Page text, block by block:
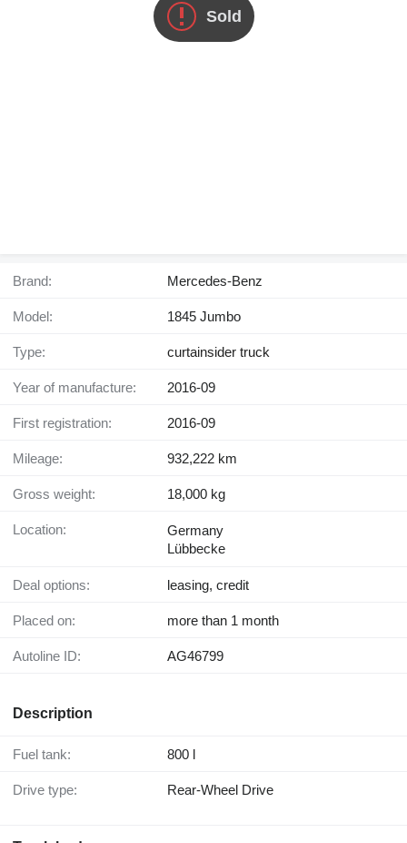
Sold
Brand: Mercedes-Benz
Model: 1845 Jumbo
Type: curtainsider truck
Year of manufacture: 2016-09
First registration: 2016-09
Mileage: 932,222 km
Gross weight: 18,000 kg
Location:
Germany
Lübbecke
Deal options: leasing, credit
Placed on: more than 1 month
Autoline ID: AG46799
Description
Fuel tank: 800 l
Drive type: Rear-Wheel Drive